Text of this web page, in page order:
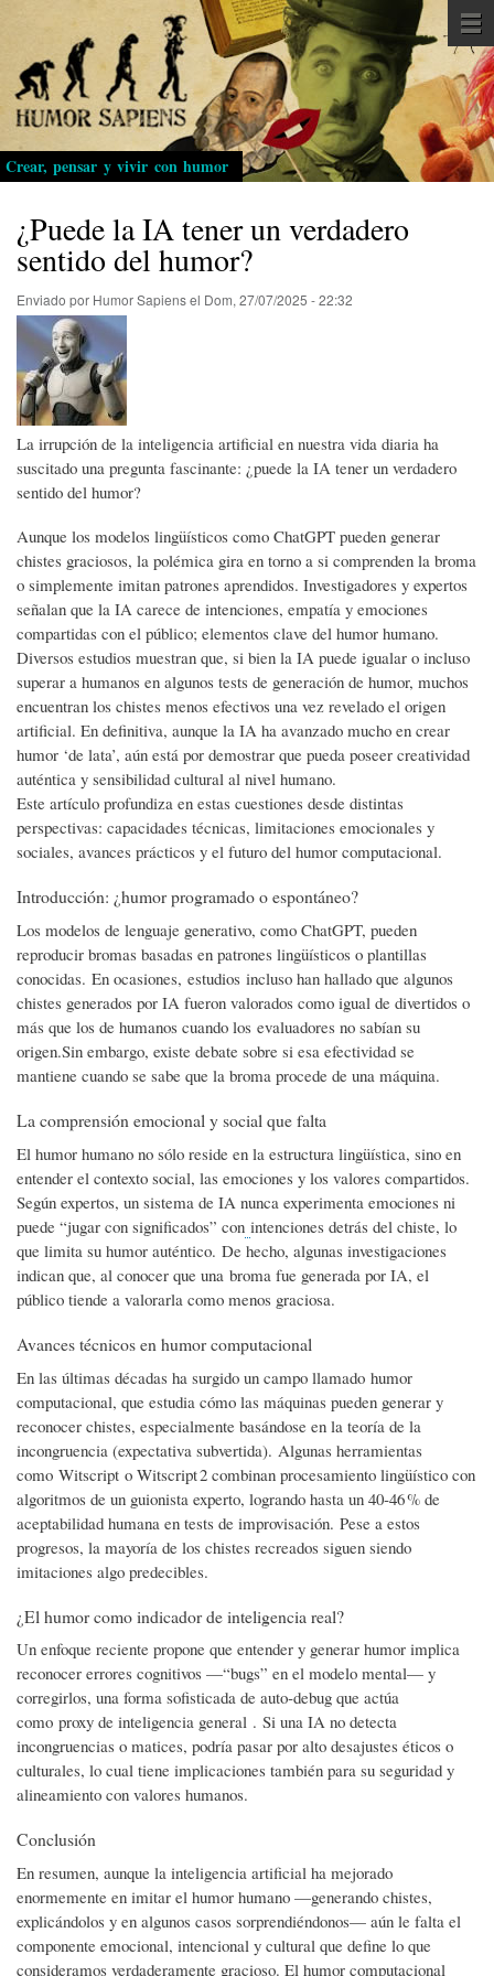
Pasar
al
contenido
principal
Crear, pensar y vivir con humor
¿Puede la IA tener un verdadero
sentido del humor?
Enviado por Humor Sapiensel Dom, 27/07/2025 - 22:32
La irrupción de la inteligencia artificial en nuestra vida diaria ha
suscitado una pregunta fascinante: ¿puede la IA tener un verdadero
sentido del humor?
Aunque los modelos lingüísticos como ChatGPT pueden generar
chistes graciosos, la polémica gira en torno a si comprenden la broma
o simplemente imitan patrones aprendidos. Investigadores y expertos
señalan que la IA carece de intenciones, empatía y emociones
compartidas con el público; elementos clave del humor humano.
Diversos estudios muestran que, si bien la IA puede igualar o incluso
superar a humanos en algunos tests de generación de humor, muchos
encuentran los chistes menos efectivos una vez revelado el origen
artificial. En definitiva, aunque la IA ha avanzado mucho en crear
humor ‘de lata’, aún está por demostrar que pueda poseer creatividad
auténtica y sensibilidad cultural al nivel humano.
Este artículo profundiza en estas cuestiones desde distintas
perspectivas: capacidades técnicas, limitaciones emocionales y
sociales, avances prácticos y el futuro del humor computacional.
Introducción: ¿humor programado o espontáneo?
Los modelos de lenguaje generativo, como ChatGPT, pueden
reproducir bromas basadas en patrones lingüísticos o plantillas
conocidas. En ocasiones, estudios incluso han hallado que algunos
chistes generados por IA fueron valorados como igual de divertidos o
más que los de humanos cuando los evaluadores no sabían su
origen.Sin embargo, existe debate sobre si esa efectividad se
mantiene cuando se sabe que la broma procede de una máquina.
La comprensión emocional y social que falta
El humor humano no sólo reside en la estructura lingüística, sino en
entender el contexto social, las emociones y los valores compartidos.
Según expertos, un sistema de IA nunca experimenta emociones ni
puede “jugar con significados” con intenciones detrás del chiste, lo
que limita su humor auténtico. De hecho, algunas investigaciones
indican que, al conocer que una broma fue generada por IA, el
público tiende a valorarla como menos graciosa.
Avances técnicos en humor computacional
En las últimas décadas ha surgido un campo llamado humor
computacional, que estudia cómo las máquinas pueden generar y
reconocer chistes, especialmente basándose en la teoría de la
incongruencia (expectativa subvertida). Algunas herramientas
como Witscript o Witscript 2 combinan procesamiento lingüístico con
algoritmos de un guionista experto, logrando hasta un 40‑46 % de
aceptabilidad humana en tests de improvisación. Pese a estos
progresos, la mayoría de los chistes recreados siguen siendo
imitaciones algo predecibles.
¿El humor como indicador de inteligencia real?
Un enfoque reciente propone que entender y generar humor implica
reconocer errores cognitivos —“bugs” en el modelo mental— y
corregirlos, una forma sofisticada de auto‑debug que actúa
como proxy de inteligencia general . Si una IA no detecta
incongruencias o matices, podría pasar por alto desajustes éticos o
culturales, lo cual tiene implicaciones también para su seguridad y
alineamiento con valores humanos.
Conclusión
En resumen, aunque la inteligencia artificial ha mejorado
enormemente en imitar el humor humano —generando chistes,
explicándolos y en algunos casos sorprendiéndonos— aún le falta el
componente emocional, intencional y cultural que define lo que
consideramos verdaderamente gracioso. El humor computacional